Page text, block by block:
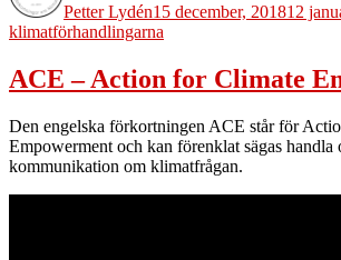
Petter Lydén15 december, 201812
klimatförhandlingarna
ACE – Action for Climate
Den engelska förkortningen ACE står för
Empowerment och kan förenklat sägas
kommunikation om klimatfrågan.